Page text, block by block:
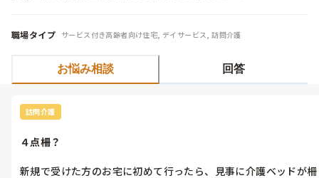
職場タイプ サービス付き高齢者向け住宅, デイサービス, 訪問介護
お悩み相談 回答
訪問介護
４点柵？
新規で受けた方のお宅に初めて行ったら、見事に介護ベッドが柵